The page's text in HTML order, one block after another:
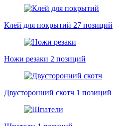
Клей для покрытий 27 позиций
Ножи резаки 2 позиций
Двусторонний скотч 1 позиций